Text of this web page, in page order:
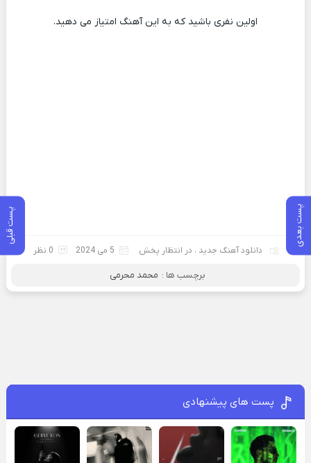
پست بعدی پست قبلی
اولین نفری باشید که به این آهنگ امتیاز می دهید.
دانلود آهنگ جدید ، در انتظار پخش 5 می 2024 0 نظر
برچسب ها : محمد محرمی
پست های پیشنهادی